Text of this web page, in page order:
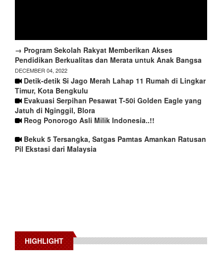
→ Program Sekolah Rakyat Memberikan Akses
Pendidikan Berkualitas dan Merata untuk Anak Bangsa
DECEMBER 04, 2022
Detik-detik Si Jago Merah Lahap 11 Rumah di Lingkar
Timur, Kota Bengkulu
Evakuasi Serpihan Pesawat T-50i Golden Eagle yang
Jatuh di Nginggil, Blora
Reog Ponorogo Asli Milik Indonesia..!!
Bekuk 5 Tersangka, Satgas Pamtas Amankan Ratusan
Pil Ekstasi dari Malaysia
HIGHLIGHT